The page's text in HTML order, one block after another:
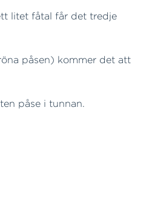
litet fåtal får det tredje
påsen) kommer det att
påse i tunnan.